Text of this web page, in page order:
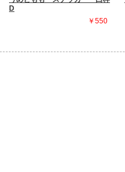
D
￥550